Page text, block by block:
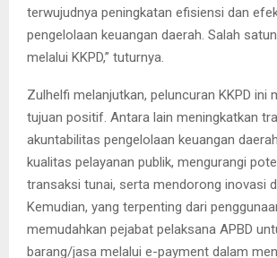
terwujudnya peningkatan efisiensi dan
pengelolaan keuangan daerah. Salah
melalui KKPD,” tuturnya.
Zulhelfi melanjutkan, peluncuran KKPD ini
tujuan positif. Antara lain meningkatkan
akuntabilitas pengelolaan keuangan
kualitas pelayanan publik, mengurangi
transaksi tunai, serta mendorong inovasi
Kemudian, yang terpenting dari
memudahkan pejabat pelaksana APBD
barang/jasa melalui e-payment dalam